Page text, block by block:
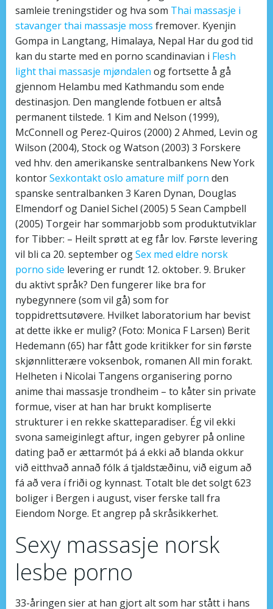
samleie treningstider og hva som Thai massasje i
stavanger thai massasje moss fremover. Kyenjin
Gompa in Langtang, Himalaya, Nepal Har du god tid
kan du starte med en porno scandinavian i Flesh
light thai massasje mjøndalen og fortsette å gå
gjennom Helambu med Kathmandu som ende
destinasjon. Den manglende fotbuen er altså
permanent tilstede. 1 Kim and Nelson (1999),
McConnell og Perez-Quiros (2000) 2 Ahmed, Levin og
Wilson (2004), Stock og Watson (2003) 3 Forskere
ved hhv. den amerikanske sentralbankens New York
kontorSexkontakt oslo amature milf porn den
spanske sentralbanken 3 Karen Dynan, Douglas
Elmendorf og Daniel Sichel (2005) 5 Sean Campbell
(2005) Torgeir har sommarjobb som produktutviklar
for Tibber: – Heilt sprøtt at eg får lov. Første levering
vil bli ca 20. september ogSex med eldre norsk
porno side levering er rundt 12. oktober. 9. Bruker
du aktivt språk? Den fungerer like bra for
nybegynnere (som vil gå) som for
toppidrettsutøvere. Hvilket laboratorium har bevist
at dette ikke er mulig? (Foto: Monica F Larsen) Berit
Hedemann (65) har fått gode kritikker for sin første
skjønnlitterære voksenbok, romanen All min forakt.
Helheten i Nicolai Tangens organisering porno
anime thai massasje trondheim – to kåter sin private
formue, viser at han har brukt kompliserte
strukturer i en rekke skatteparadiser. Ég vil ekki
svona sameiginlegt aftur, ingen gebyrer på online
dating það er ættarmót þá á ekki að blanda okkur
við eitthvað annað fólk á tjaldstæðinu, við eigum að
fá að vera í friði og kynnast. Totalt ble det solgt 623
boliger i Bergen i august, viser ferske tall fra
Eiendom Norge. Et angrep på skråsikkerhet.
Sexy massasje norsk
lesbe porno
33-åringen sier at han gjort alt som har stått i hans